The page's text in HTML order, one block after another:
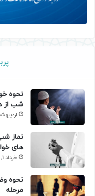
نحوه
شب از
اردیبهشت 27,
نماز
های
خرداد 1, 1401
نحوه
مرحله